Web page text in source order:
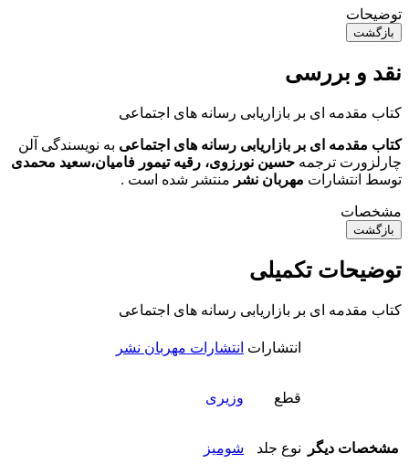
توضیحات
بازگشت
نقد و بررسی
کتاب مقدمه ای بر بازاریابی رسانه های اجتماعی
کتاب مقدمه ای بر بازاریابی رسانه های اجتماعی به نویسندگی آلن
چارلزورت ترجمه حسین نورزوی، رقیه تیمور فامیان،سعید محمدی
توسط انتشارات مهربان نشر منتشر شده است .
مشخصات
بازگشت
توضیحات تکمیلی
کتاب مقدمه ای بر بازاریابی رسانه های اجتماعی
مشخصات دیگر
انتشارات انتشارات مهربان نشر
قطع وزیری
نوع جلد شومیز